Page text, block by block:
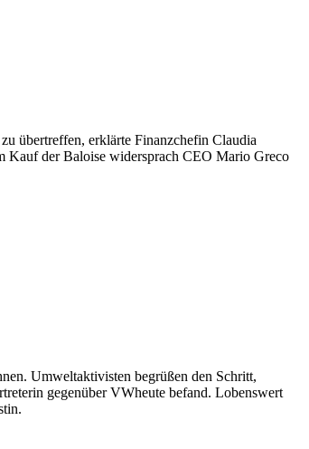
übertreffen, erklärte Finanzchefin Claudia
Kauf der Baloise widersprach CEO Mario Greco
Umweltaktivisten begrüßen den Schritt,
gegenüber VWheute befand. Lobenswert